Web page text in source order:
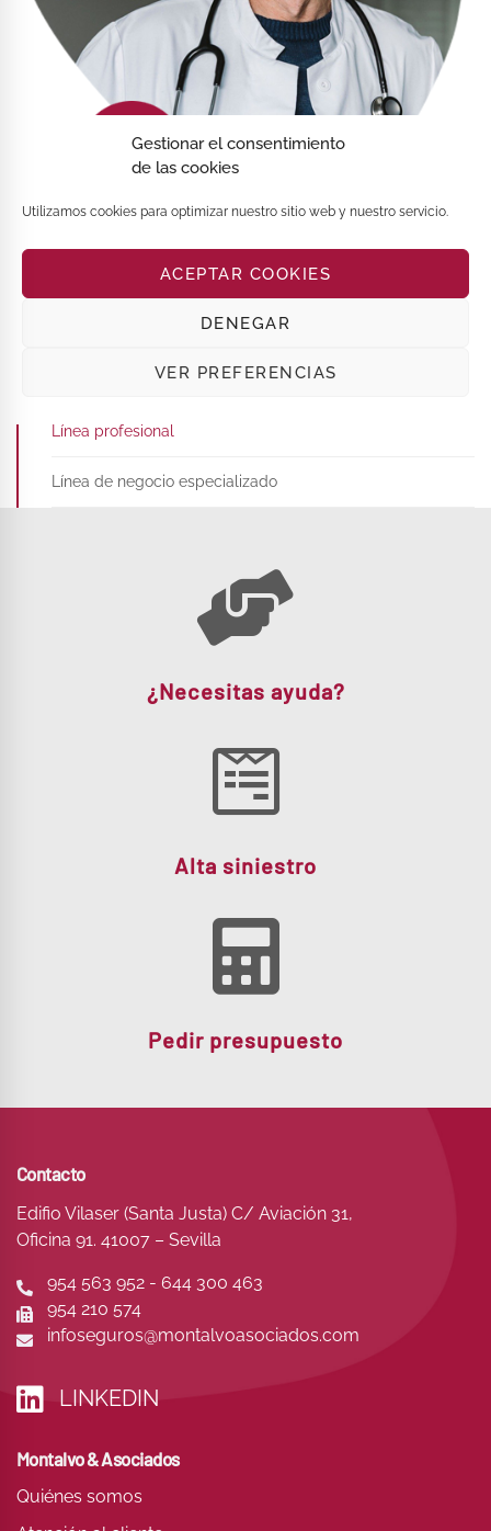
Gestionar el consentimiento
de las cookies
Utilizamos cookies para optimizar nuestro sitio web y nuestro servicio.
ACEPTAR COOKIES
DENEGAR
VER PREFERENCIAS
LÍNEAS ASEGURADORAS
Seguros para particulares y colectivos
Seguros para empresas e industrias
Línea profesional
Línea de negocio especializado
¿Necesitas ayuda?
Alta siniestro
Pedir presupuesto
Contacto
Edifio Vilaser (Santa Justa) C/ Aviación 31,
Oficina 91. 41007 – Sevilla
954 563 952 - 644 300 463
954 210 574
infoseguros@montalvoasociados.com
LINKEDIN
Montalvo & Asociados
Quiénes somos